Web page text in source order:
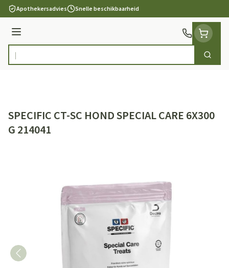
Ga naar de inhoud
Apothekersadvies Snelle beschikbaarheid
Menu
Product, merk, categorie... Zoek
SPECIFIC CT-SC HOND SPECIAL CARE 6X300
G 214041